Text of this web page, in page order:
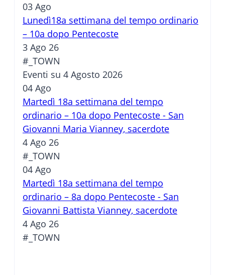
03 Ago
Lunedì18a settimana del tempo ordinario
– 10a dopo Pentecoste
3 Ago 26
#_TOWN
Eventi su 4 Agosto 2026
04 Ago
Martedì 18a settimana del tempo
ordinario – 10a dopo Pentecoste - San
Giovanni Maria Vianney, sacerdote
4 Ago 26
#_TOWN
04 Ago
Martedì 18a settimana del tempo
ordinario – 8a dopo Pentecoste - San
Giovanni Battista Vianney, sacerdote
4 Ago 26
#_TOWN